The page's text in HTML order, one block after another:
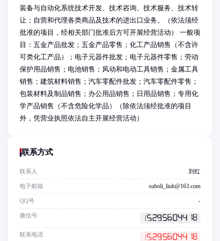
装备与自动化系统技术开发、技术咨询、技术服务、技术转
让；自营和代理各类商品及技术的进出口业务。（依法须经
批准的项目，经相关部门批准后方可开展经营活动） 一般项
目：五金产品批发；五金产品零售；化工产品销售（不含许
可类化工产品）；电子元器件批发；电子元器件零售；劳动
保护用品销售；电池销售；风动和电动工具销售；金属工具
销售；建筑材料销售；汽车零配件批发；汽车零配件零售；
包装材料及制品销售；办公用品销售；日用品销售；专用化
学产品销售（不含危险化学品）（除依法须经批准的项目
外，凭营业执照依法自主开展经营活动）
联系方式
联系人 刘红
电子邮箱 suboli_liuh@163.com
QQ号 -
微信号
联系电话